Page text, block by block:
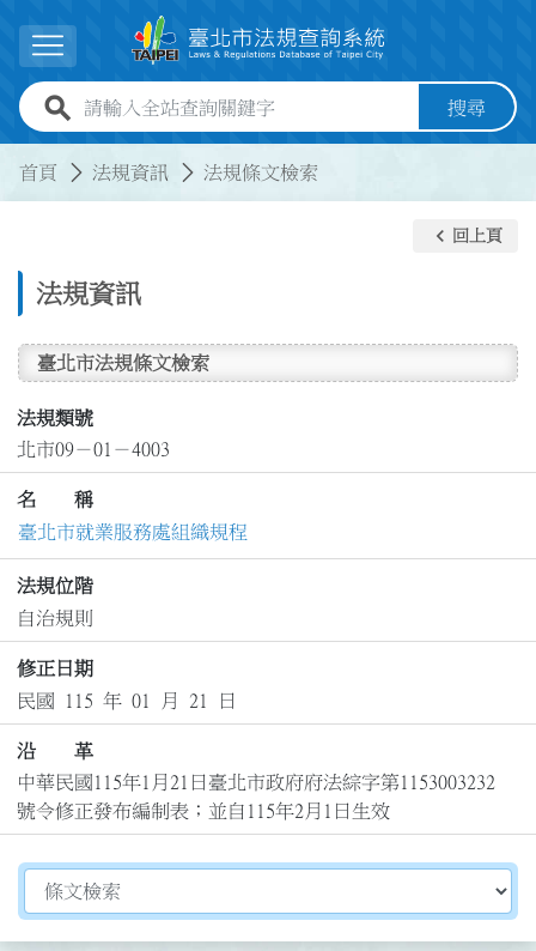
展開選單
全站查詢關鍵字欄位 搜尋
首頁 法規資訊 法規條文檢索
法規資訊
keyboard_arrow_left 回上頁
臺北市法規條文檢索
法規類號
北市09－01－4003
名 稱
臺北市就業服務處組織規程
法規位階
自治規則
修正日期
民國 115 年 01 月 21 日
沿 革
中華民國115年1月21日臺北市政府府法綜字第1153003232
號令修正發布編制表；並自115年2月1日生效
切換選擇法規資訊內容